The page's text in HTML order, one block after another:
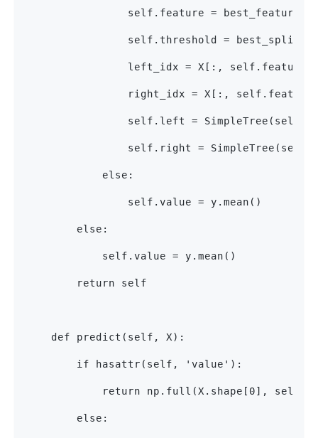
                self.feature = best_feature
                self.threshold = best_split
left_idx = X[:, self.feature]
right_idx = X[:,
self.left =
self.right =
            else:
                self.value = y.mean()
        else:
            self.value = y.mean()
        return self
    def predict(self, X):
        if hasattr(self, 'value'):
return np.full(X.shape[0],
        else: